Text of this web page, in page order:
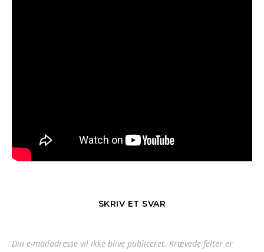
SKRIV ET SVAR
Din e-mailadresse vil ikke blive publiceret. Krævede felter er